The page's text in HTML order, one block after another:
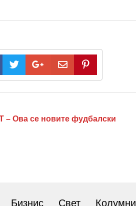
Ова се новите фудбалски
Бизнис Свет Колумни